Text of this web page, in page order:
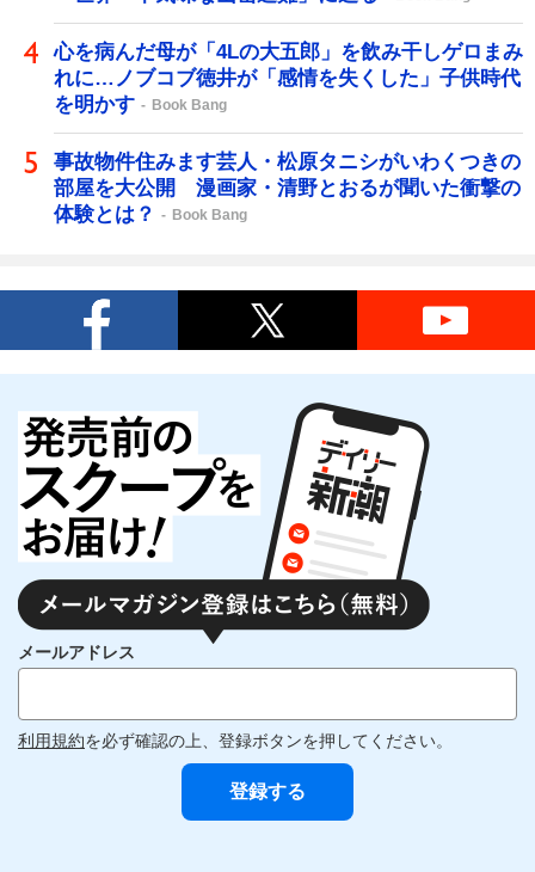
心を病んだ母が「4Lの大五郎」を飲み干しゲロまみ
れに…ノブコブ徳井が「感情を失くした」子供時代
を明かす
Book Bang
事故物件住みます芸人・松原タニシがいわくつきの
部屋を大公開 漫画家・清野とおるが聞いた衝撃の
体験とは？
Book Bang
メールアドレス
利用規約を必ず確認の上、登録ボタンを押してください。